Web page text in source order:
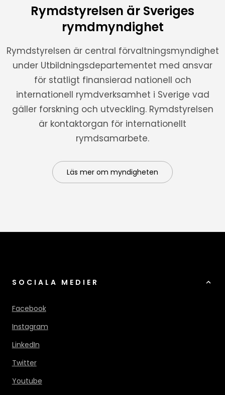
Rymdstyrelsen är Sveriges
rymdmyndighet
Rymdstyrelsen är central förvaltningsmyndighet
under Utbildningsdepartementet med ansvar
för statligt finansierad nationell och
internationell rymdverksamhet i Sverige vad
gäller forskning och utveckling. Rymdstyrelsen
är kontaktorgan för internationellt
rymdsamarbete.
Läs mer om myndigheten
SOCIALA MEDIER
Facebook
Instagram
LinkedIn
Twitter
Youtube